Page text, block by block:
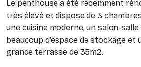
Le penthouse a été récemment
très élevé et dispose de 3
une cuisine moderne, un salon-
beaucoup d’espace de stockage et
grande terrasse de 35m2.